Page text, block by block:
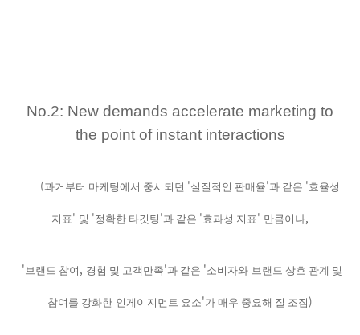
No.2: New demands accelerate marketing to
the point of instant interactions
(과거부터 마케팅에서 중시되던 '실질적인 판매율'과 같은 '효율성
지표' 및 '정확한 타깃팅 '과 같은 '효과성 지표' 만큼이나,
' 브랜드 참여 , 경험 및 고객만족'과 같은 '소비자와 브랜드 상호 관계 및
참여를 강화한 인게이지먼트 요소'가 매우 중요해 질 조짐)